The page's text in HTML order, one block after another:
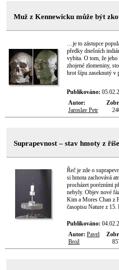
Muž z Kennewicku může být
…je to zástupce
předky dnešních
vybita. O tom, že
zhojené zlomeniny,
hrot šípu zaseknutý
Publikováno:
Autor:
Jaroslav Petr
Suprapevnost – stav hmoty z
Řeč je zde o
si hmota zachovává
procházet porézními
nebyly. Objev nové
Kim a Mores Chan z
časopisu Nature z 15.
Publikováno:
Autor: Pavel
Brož